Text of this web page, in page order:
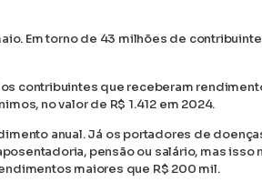
Em torno de 43 milhões de
contribuintes que receberam
no valor de R$ 1.412 em 2024.
anual. Já os portadores de
pensão ou salário, mas isso
maiores que R$ 200 mil.